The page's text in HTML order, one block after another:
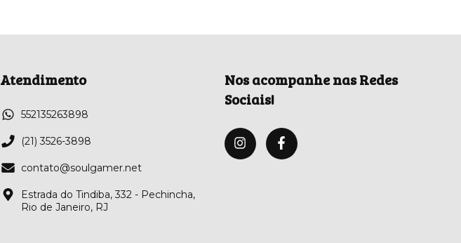
Atendimento
552135263898
(21) 3526-3898
contato@soulgamer.net
Estrada do Tindiba, 332 - Pechincha,
Rio de Janeiro, RJ
Nos acompanhe nas Redes
Sociais!